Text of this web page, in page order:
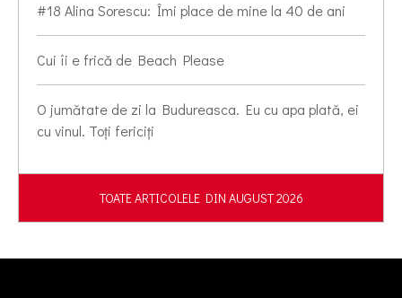
#18 Alina Sorescu: Îmi place de mine la 40 de ani
Cui îi e frică de Beach Please
O jumătate de zi la Budureasca. Eu cu apa plată, ei
cu vinul. Toți fericiți
TOATE ARTICOLELE DIN AUGUST 2026